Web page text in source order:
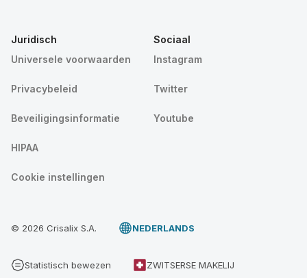
Juridisch
Universele voorwaarden
Privacybeleid
Beveiligingsinformatie
HIPAA
Cookie instellingen
Sociaal
Instagram
Twitter
Youtube
© 2026 Crisalix S.A. NEDERLANDS
Statistisch bewezen ZWITSERSE MAKELIJ